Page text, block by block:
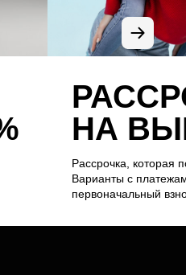
НА
Рассрочка, которая
Варианты с
первоначальный